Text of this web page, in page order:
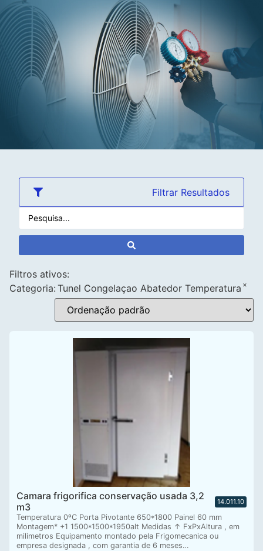
Filtrar Resultados
Filtros ativos:
Categoria: Tunel Congelaçao Abatedor Temperatura ×
Camara frigorifica conservação usada 3,2
m3
14.011.10
Temperatura 0ºC Porta Pivotante 650*1800 Painel 60 mm
Montagem* +1 1500*1500*1950alt Medidas ↑ FxPxAltura , em
milimetros Equipamento montado pela Frigomecanica ou
empresa designada , com garantia de 6 meses…